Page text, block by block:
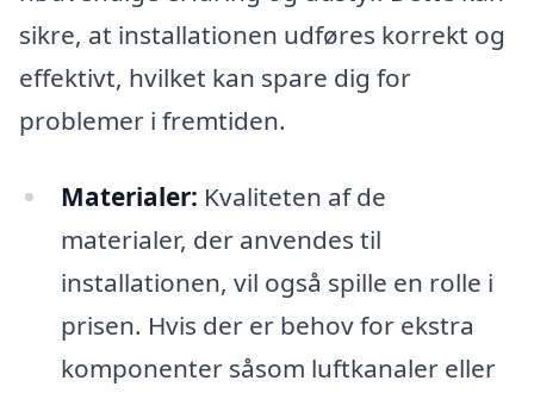
sikre, at installationen udføres korrekt og
effektivt, hvilket kan spare dig for
problemer i fremtiden.
Materialer: Kvaliteten af de
materialer, der anvendes til
installationen, vil også spille en rolle i
prisen. Hvis der er behov for ekstra
komponenter såsom luftkanaler eller